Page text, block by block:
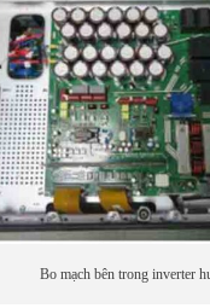
Bo mạch bên trong inverter